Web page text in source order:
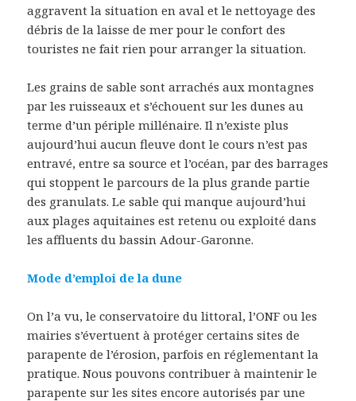
aggravent la situation en aval et le nettoyage des
débris de la laisse de mer pour le confort des
touristes ne fait rien pour arranger la situation.
Les grains de sable sont arrachés aux montagnes
par les ruisseaux et s’échouent sur les dunes au
terme d’un périple millénaire. Il n’existe plus
aujourd’hui aucun fleuve dont le cours n’est pas
entravé, entre sa source et l’océan, par des barrages
qui stoppent le parcours de la plus grande partie
des granulats. Le sable qui manque aujourd’hui
aux plages aquitaines est retenu ou exploité dans
les affluents du bassin Adour-Garonne.
Mode d’emploi de la dune
On l’a vu, le conservatoire du littoral, l’ONF ou les
mairies s’évertuent à protéger certains sites de
parapente de l’érosion, parfois en réglementant la
pratique. Nous pouvons contribuer à maintenir le
parapente sur les sites encore autorisés par une